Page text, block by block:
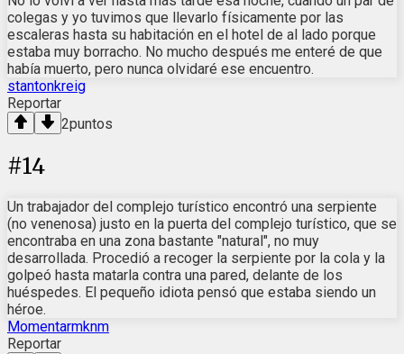
colegas y yo tuvimos que llevarlo físicamente por las
escaleras hasta su habitación en el hotel de al lado porque
estaba muy borracho. No mucho después me enteré de que
había muerto, pero nunca olvidaré ese encuentro.
stantonkreig
Reportar
2puntos
#14
Un trabajador del complejo turístico encontró una serpiente
(no venenosa) justo en la puerta del complejo turístico, que se
encontraba en una zona bastante "natural", no muy
desarrollada. Procedió a recoger la serpiente por la cola y la
golpeó hasta matarla contra una pared, delante de los
huéspedes. El pequeño idiota pensó que estaba siendo un
héroe.
Momentarmknm
Reportar